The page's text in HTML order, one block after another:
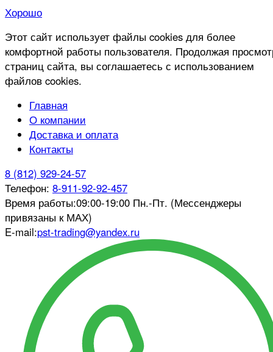
Хорошо
Этот сайт использует файлы cookies для более
комфортной работы пользователя. Продолжая
страниц сайта, вы соглашаетесь с использованием
файлов cookies.
Главная
О компании
Доставка и оплата
Контакты
8 (812) 929-24-57
Телефон: 8-911-92-92-457
Время работы:09:00-19:00 Пн.-Пт. (Мессенджеры
привязаны к МАХ)
E-mail:pst-trading@yandex.ru